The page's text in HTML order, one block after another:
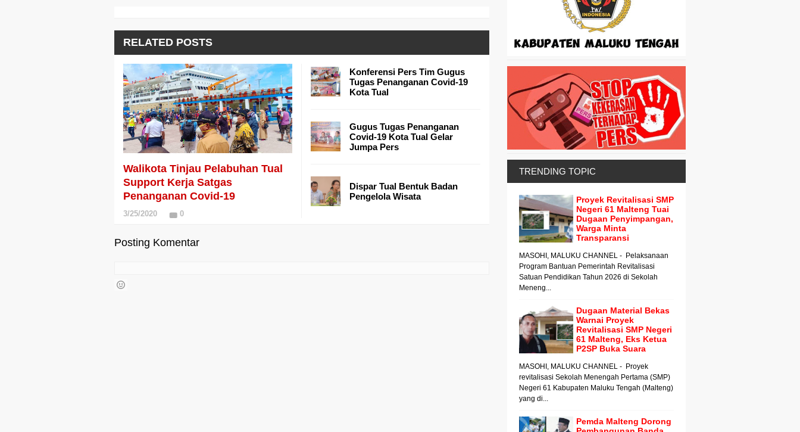
RELATED POSTS
Walikota Tinjau Pelabuhan Tual
Support Kerja Satgas
Penanganan Covid-19
3/25/2020 0
Konferensi Pers Tim Gugus
Tugas Penanganan Covid-19
Kota Tual
Gugus Tugas Penanganan
Covid-19 Kota Tual Gelar
Jumpa Pers
Dispar Tual Bentuk Badan
Pengelola Wisata
Posting Komentar
TRENDING TOPIC
Proyek Revitalisasi SMP
Negeri 61 Malteng Tuai
Dugaan Penyimpangan,
Warga Minta
Transparansi
MASOHI, MALUKU CHANNEL - Pelaksanaan
Program Bantuan Pemerintah Revitalisasi
Satuan Pendidikan Tahun 2026 di Sekolah
Meneng...
Dugaan Material Bekas
Warnai Proyek
Revitalisasi SMP Negeri
61 Malteng, Eks Ketua
P2SP Buka Suara
MASOHI, MALUKU CHANNEL - Proyek
revitalisasi Sekolah Menengah Pertama (SMP)
Negeri 61 Kabupaten Maluku Tengah (Malteng)
yang di...
Pemda Malteng Dorong